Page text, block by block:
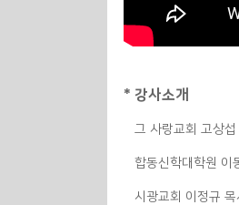
* 강사소개
그 사랑교회 고상섭
합동신학대학원 이
시광교회 이정규 목